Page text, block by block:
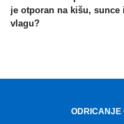
je otporan na kišu, sunce i
vlagu?
ODRICANJE